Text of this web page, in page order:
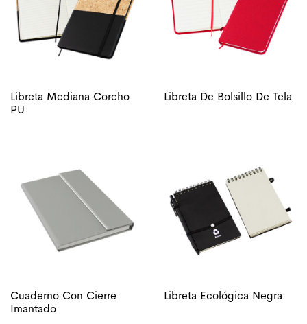
Libreta Mediana Corcho
PU
Libreta De Bolsillo De Tela
Cuaderno Con Cierre
Imantado
Libreta Ecológica Negra